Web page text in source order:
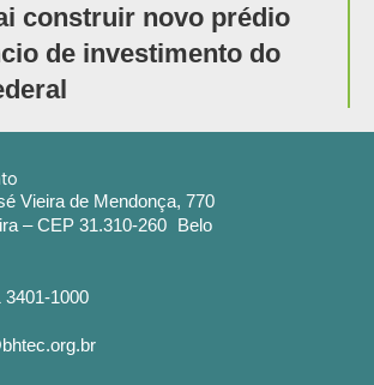
construir novo prédio
de investimento do
Vieira de Mendonça, 770
– CEP 31.310-260 Belo
3401-1000